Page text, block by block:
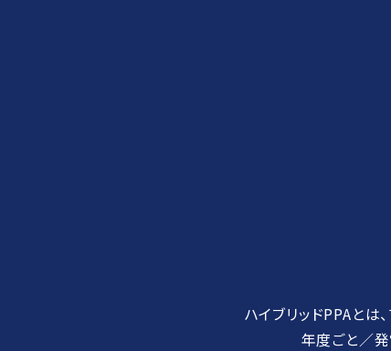
ハイブリッドPPAとは
年度ごと／